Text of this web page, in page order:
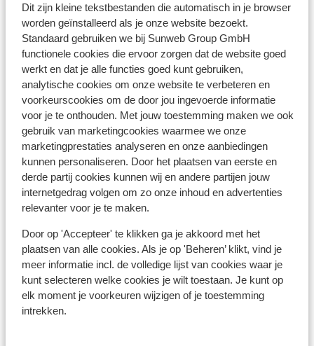
Dit zijn kleine tekstbestanden die automatisch in je browser
worden geïnstalleerd als je onze website bezoekt.
Standaard gebruiken we bij Sunweb Group GmbH
functionele cookies die ervoor zorgen dat de website goed
werkt en dat je alle functies goed kunt gebruiken,
analytische cookies om onze website te verbeteren en
voorkeurscookies om de door jou ingevoerde informatie
voor je te onthouden. Met jouw toestemming maken we ook
gebruik van marketingcookies waarmee we onze
marketingprestaties analyseren en onze aanbiedingen
kunnen personaliseren. Door het plaatsen van eerste en
derde partij cookies kunnen wij en andere partijen jouw
internetgedrag volgen om zo onze inhoud en advertenties
relevanter voor je te maken.
Door op 'Accepteer' te klikken ga je akkoord met het
plaatsen van alle cookies. Als je op 'Beheren’ klikt, vind je
meer informatie incl. de volledige lijst van cookies waar je
kunt selecteren welke cookies je wilt toestaan. Je kunt op
elk moment je voorkeuren wijzigen of je toestemming
intrekken.
Skischool: 100 m
(Mini)supermarkt: 20 m
Restaurant: 20 m
Skipas, -les en verhuur
Skipas
Skilessen
Skimateriaal
Andere accommodaties in Le Grand
Domaine
Résidence MGM Anitea